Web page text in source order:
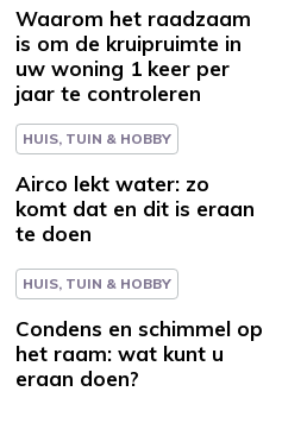
Waarom het raadzaam
is om de kruipruimte in
uw woning 1 keer per
jaar te controleren
HUIS, TUIN & HOBBY
Airco lekt water: zo
komt dat en dit is eraan
te doen
HUIS, TUIN & HOBBY
Condens en schimmel op
het raam: wat kunt u
eraan doen?